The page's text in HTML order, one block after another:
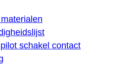
schakel contact